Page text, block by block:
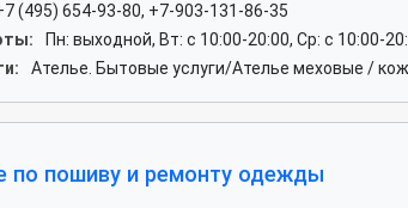
(495) 654-93-80, +7-903-131-86-35
Пн: выходной, Вт: c 10:00-20:00, Ср: c 10:00-
Ателье. Бытовые услуги/Ателье меховые /
по пошиву и ремонту одежды